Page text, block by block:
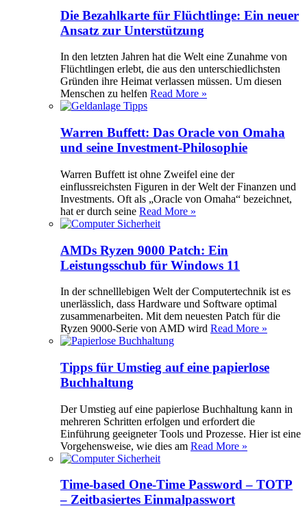
Die Bezahlkarte für Flüchtlinge: Ein neuer
Ansatz zur Unterstützung
In den letzten Jahren hat die Welt eine Zunahme von
Flüchtlingen erlebt, die aus den unterschiedlichsten
Gründen ihre Heimat verlassen müssen. Um diesen
Menschen zu helfen Read More »
Warren Buffett: Das Oracle von Omaha
und seine Investment-Philosophie
Warren Buffett ist ohne Zweifel eine der
einflussreichsten Figuren in der Welt der Finanzen und
Investments. Oft als „Oracle von Omaha“ bezeichnet,
hat er durch seine Read More »
AMDs Ryzen 9000 Patch: Ein
Leistungsschub für Windows 11
In der schnelllebigen Welt der Computertechnik ist es
unerlässlich, dass Hardware und Software optimal
zusammenarbeiten. Mit dem neuesten Patch für die
Ryzen 9000-Serie von AMD wird Read More »
Tipps für Umstieg auf eine papierlose
Buchhaltung
Der Umstieg auf eine papierlose Buchhaltung kann in
mehreren Schritten erfolgen und erfordert die
Einführung geeigneter Tools und Prozesse. Hier ist eine
Vorgehensweise, wie dies am Read More »
Time-based One-Time Password – TOTP
– Zeitbasiertes Einmalpasswort